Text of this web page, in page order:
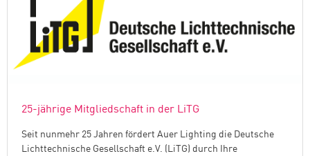
25-jährige Mitgliedschaft in der LiTG
Seit nunmehr 25 Jahren fördert Auer Lighting die Deutsche
Lichttechnische Gesellschaft e.V. (LiTG) durch Ihre